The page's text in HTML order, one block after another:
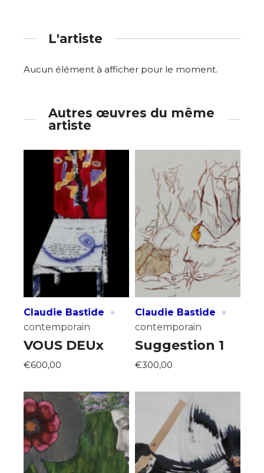
L'artiste
Aucun élément à afficher pour le moment.
Autres œuvres du même
artiste
Claudie Bastide ·
contemporain
VOUS DEUx
€600,00
Claudie Bastide ·
contemporain
Suggestion 1
€300,00